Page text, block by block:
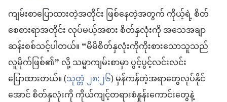
ကျမ်းစာပြောထားတဲ့အတိုင်း ဖြစ်နေတဲ့အတွက် ကိုယ့်ရဲ့ စိတ်
စေစားရာအတိုင်း လုပ်မယ့်အစား စိတ်နှလုံးကို အသေအချာ
ဆန်းစစ်သင့်ပါတယ်။ “မိမိစိတ်နှလုံးကိုကိုးစားသောသူသည်
လူမိုက်ဖြစ်၏” လို့ သမ္မာကျမ်းစာမှာ ပွင့်ပွင့်လင်းလင်း
ပြောထားတယ်။ (သုတ္တံ ၂၈:၂၆) မှန်ကန်တဲ့အရာတွေလုပ်နိုင်
အောင် စိတ်နှလုံးကို ကိုယ်ကျင့်တရားစံနှုန်းကောင်းတွေနဲ့